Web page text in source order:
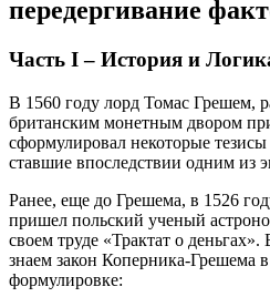
передергивание
Часть I – История и
В 1560 году лорд Томас Грешем,
британским монетным двором
сформулировал некоторые
ставшие впоследствии одним из
Ранее, еще до Грешема, в 1526
пришел польский ученый
своем труде «Трактат о деньгах».
знаем закон Коперника-Грешема
формулировке: